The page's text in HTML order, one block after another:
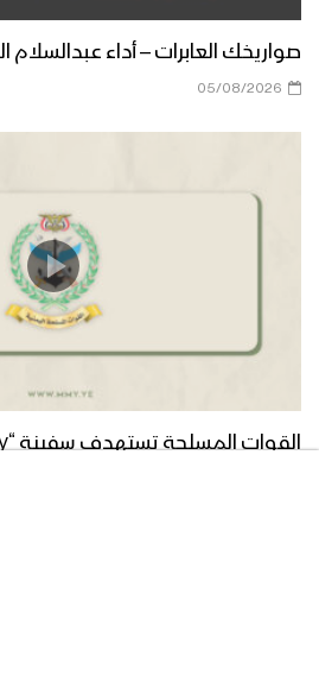
صواريخك العابرات – أداء عبدالسلام
05/08/2026